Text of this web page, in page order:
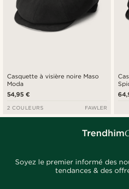
Casquette à visière noire Maso
Moda
54,95 €
2 COULEURS FAWLER
Soyez le premier informé des
tendances & des